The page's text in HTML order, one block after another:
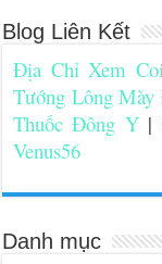
Blog Liên Kết
Địa Chỉ Xem
Tướng Lông
Thuốc Đông Y|
Venus56
Danh mục